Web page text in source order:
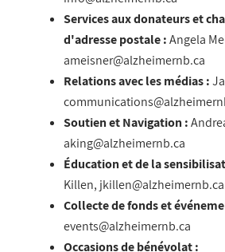
Services aux donateurs et
d'adresse postale:Angela
ameisner@alzheimernb.ca
Relations avec les médias:
Soutien et Navigation :
aking@alzheimernb.ca
Éducation et de la
Killen, jkillen@alzheimernb.ca
Collecte de fonds etévé
events@alzheimernb.ca
Occasions de bénévolat :